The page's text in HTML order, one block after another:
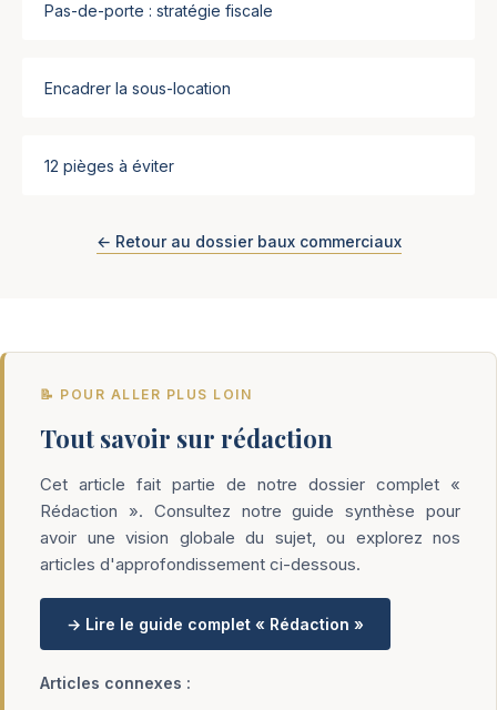
Pas-de-porte : stratégie fiscale
Encadrer la sous-location
12 pièges à éviter
← Retour au dossier baux commerciaux
📝 POUR ALLER PLUS LOIN
Tout savoir sur rédaction
Cet article fait partie de notre dossier complet «
Rédaction ». Consultez notre guide synthèse pour
avoir une vision globale du sujet, ou explorez nos
articles d'approfondissement ci-dessous.
→ Lire le guide complet « Rédaction »
Articles connexes :